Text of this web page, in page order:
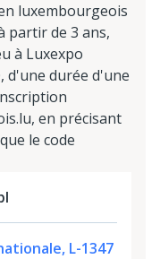
luxembourgeois
partir de 3 ans,
à Luxexpo
d'une durée d'une
en précisant
le code
L-1347